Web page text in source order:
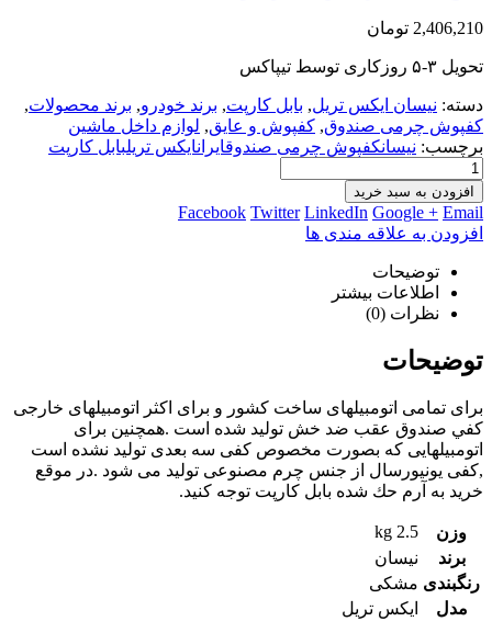
2,406,210 تومان
تحویل ۳-۵ روز‌کاری توسط تیپاکس
دسته: نیسان ایکس تریل, بابل کارپت, برند خودرو, برند محصولات,
کفپوش چرمی صندوق, کفپوش و عایق, لوازم داخل ماشین
برچسب: نیسانکفپوش چرمی صندوقایرانایکس تریلبابل کارپت
افزودن به سبد خرید
Facebook Twitter LinkedIn Google + Email
افزودن به علاقه مندی ها
توضیحات
اطلاعات بیشتر
نظرات (0)
توضیحات
براى تمامى اتومبيلهاى ساخت كشور و براى اكثر اتومبيلهاى خارجى
كفي صندوق عقب ضد خش توليد شده است .همچنین براى
اتومبيلهايى كه بصورت مخصوص كفى سه بعدى توليد نشده است
,كفى يونيورسال از جنس چرم مصنوعى توليد مى شود .در موقع
خريد به آرم حك شده بابل كارپت توجه كنيد.
وزن
2.5 kg
برند
نیسان
رنگبندی مشکی
مدل
ایکس تریل